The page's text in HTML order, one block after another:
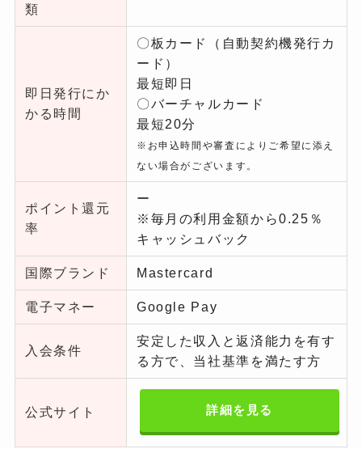
類
即日発行にか
かる時間
〇板カード（自動契約機発行カ
ード）
最短即日
〇バーチャルカード
最短20分
※お申込時間や審査によりご希望に添え
ない場合がございます。
ポイント還元
率
ー
※毎月の利用金額から0.25％
キャッシュバック
国際ブランド Mastercard
電子マネー Google Pay
入会条件
安定した収入と返済能力を有す
る方で、当社基準を満たす方
公式サイト 詳細を見る